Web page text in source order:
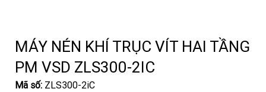
MÁY NÉN KHÍ TRỤC VÍT HAI TẦNG
PM VSD ZLS300-2IC
Mã số: ZLS300-2iC